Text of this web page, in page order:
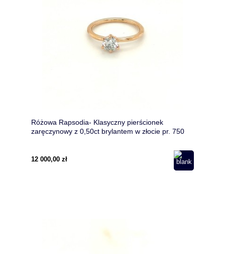
Różowa Rapsodia- Klasyczny pierścionek
zaręczynowy z 0,50ct brylantem w złocie pr. 750
12 000,00 zł